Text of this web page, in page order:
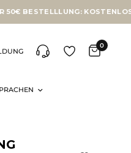
KOSTENLOSER
0